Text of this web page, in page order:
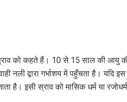
स्राव को कहते हैं। 10 से 15 साल की आयु
द्वारा गर्भाशय में पहुँचता है। यदि इस
है। इसी स्राव को मासिक धर्म या